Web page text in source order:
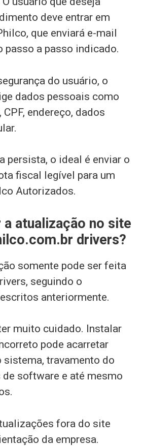
deve entrar em
que enviará e-mail
passo a passo indicado.
do usuário, o
dados pessoais como
endereço, dados
persista, o ideal é enviar o
fiscal legível para um
Autorizados.
atualização no site
drivers?
somente pode ser feita
seguindo o
anteriormente.
muito cuidado. Instalar
pode acarretar
travamento do
de software e até mesmo
fora do site
da empresa.